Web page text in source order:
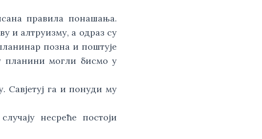
правила понашања.
и алтруизму, а одраз су
позна и поштује
планини могли бисмо у
Савјетуј га и понуди му
несреће постоји